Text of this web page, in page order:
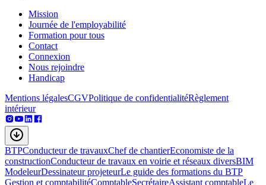
Mission
Journée de l'employabilité
Formation pour tous
Contact
Connexion
Nous rejoindre
Handicap
Mentions légalesCGVPolitique de confidentialitéRèglement
intérieur
BTPConducteur de travauxChef de chantierEconomiste de la
constructionConducteur de travaux en voirie et réseaux diversBIM
ModeleurDessinateur projeteurLe guide des formations du BTP
Gestion et comptabilitéComptableSecrétaireAssistant comptableLe